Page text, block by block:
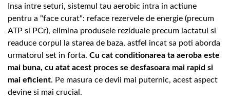
Insa intre seturi, sistemul tau aerobic intra in actiune
pentru a "face curat": reface rezervele de energie (precum
ATP si PCr), elimina produsele reziduale precum lactatul si
readuce corpul la starea de baza, astfel incat sa poti aborda
urmatorul set in forta. Cu cat conditionarea ta aeroba este
mai buna, cu atat acest proces se desfasoara mai rapid si
mai eficient. Pe masura ce devii mai puternic, acest aspect
devine si mai crucial.